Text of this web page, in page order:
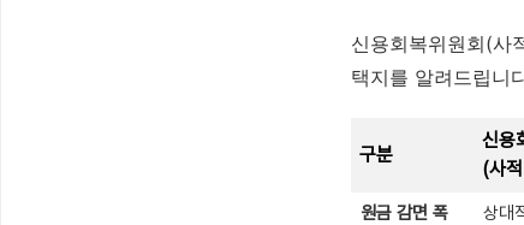
신용회복위원회(사
택지를 알려드립니
구분
신용
(사
원금 감면 폭 상대